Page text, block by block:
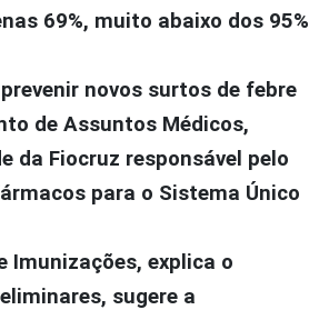
69%, muito abaixo dos 95%
novos surtos de febre
de Assuntos Médicos,
da Fiocruz responsável pelo
para o Sistema Único
Imunizações, explica o
sugere a